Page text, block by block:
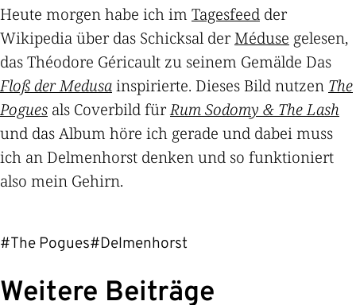
Heute morgen habe ich im Tagesfeed der
Wikipedia über das Schicksal derMéduse gelesen,
das Théodore Géricault zu seinem Gemälde Das
Floß der Medusainspirierte. Dieses Bild nutzen The
Pogues als Coverbild fürRum Sodomy & The Lash
und das Album höre ich gerade und dabei muss
ich an Delmenhorst denken und so funktioniert
also mein Gehirn.
#The Pogues#Delmenhorst
Weitere Beiträge